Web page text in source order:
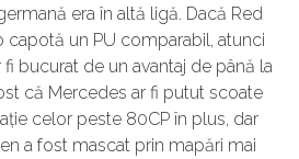
era în altă ligă. Dacă Red
capotă un PU comparabil, atunci
bucurat de un avantaj de până la
că Mercedes ar fi putut scoate
celor peste 80CP în plus, dar
a fost mascat prin mapări mai